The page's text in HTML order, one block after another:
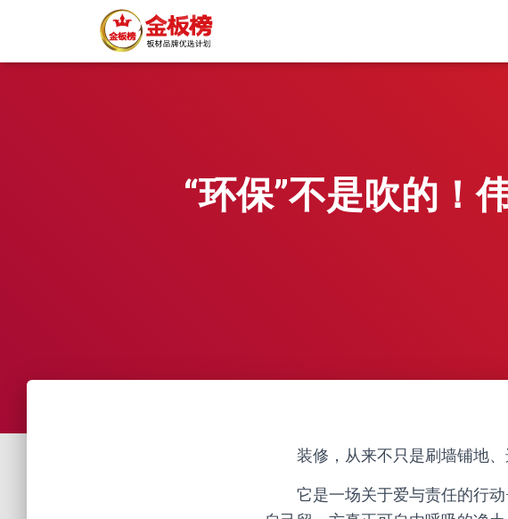
“环保”不是吹的！
装修，从来不只是刷墙铺地、
它是一场关于爱与责任的行